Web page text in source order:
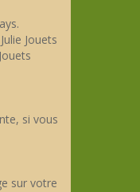
Jouets
si vous
sur votre